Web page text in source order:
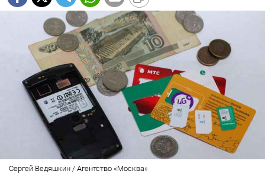
Сергей Ведяшкин / Агентство «Москва»